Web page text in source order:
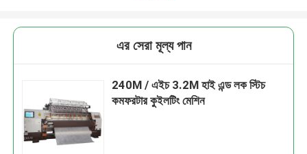
এর সেরা মূল্য পান
240M / এইচ 3.2M হাই এন্ড লক স্টিচ
কমফরটার কুইলটিং মেশিন